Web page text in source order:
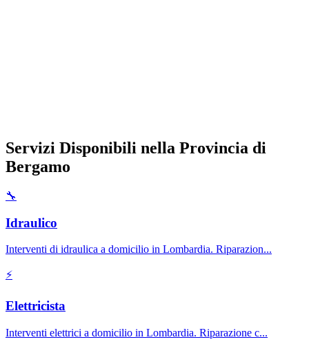
Servizi Disponibili nella Provincia di
Bergamo
🔧
Idraulico
Interventi di idraulica a domicilio in Lombardia. Riparazion...
⚡
Elettricista
Interventi elettrici a domicilio in Lombardia. Riparazione c...